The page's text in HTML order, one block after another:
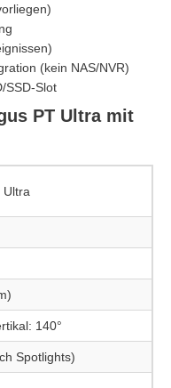
(kein NAS/NVR)
SSD-Slot
PT Ultra mit
Ultra
140°
Spotlights)